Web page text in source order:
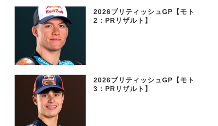
2026ブリティッシュGP【モト
2：PRリザルト】
2026ブリティッシュGP【モト
3：PRリザルト】